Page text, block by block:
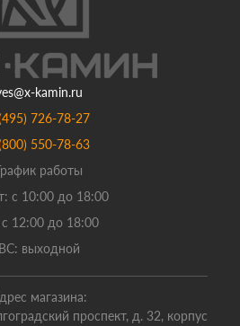
kamin.ru
726-78-27
550-78-63
работы
с 10:00 до 18:00
12:00 до 18:00
ВС: выходной
магазина:
проспект, д. 32, корпус